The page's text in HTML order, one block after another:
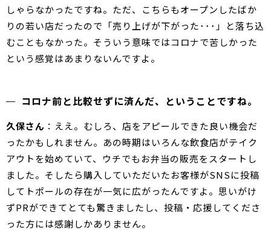
しゃらなかったですね。ただ、こちらもオープンしたばか
りの若い店だったので「売り上げが下がった･･･」と落ち込
むこともなかった。そういう意味ではコロナで苦しかった
という感覚はあまりないんですよ。
コロナ前と比較せずに済んだ、ということですね。
久保さん ：ええ。むしろ、店をアピールできた良い機会だ
ったかもしれません。あの時期はいろんな飲食店がテイク
アウトを始めていて、ウチでもお弁当の販売をスタートし
ました。そしたら購入していただいたお客様がSNSに投稿
してトポールの存在が一気に広がったんですよ。思いがけ
ずPRができてとても驚きましたし、投稿・応援してくださ
った方には感謝しかありません。